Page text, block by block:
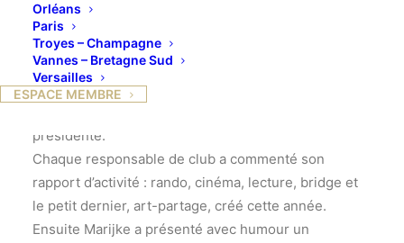
Orléans
Paris
Troyes – Champagne
Vannes – Bretagne Sud
Versailles
ESPACE MEMBRE
Notre assemblée générale s’est tenue ce mardi 21
novembre, accueillie comme
à l’accoutumée dans l’élégant hôtel Lesdiguières.
Nous étions quarante-deux autour de Marijke dont
présidente.
Chaque responsable de club a commenté son
rapport d’activité : rando, cinéma, lecture, bridge et
le petit dernier, art-partage, créé cette année.
Ensuite Marijke a présenté avec humour un